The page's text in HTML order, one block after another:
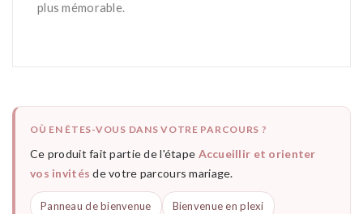
plus mémorable.
OÙ EN ÊTES-VOUS DANS VOTRE PARCOURS ?
Ce produit fait partie de l'étape Accueillir et orienter
vos invités de votre parcours mariage.
Panneau de bienvenue Bienvenue en plexi